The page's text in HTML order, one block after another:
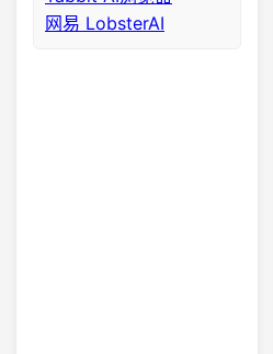
网易 LobsterAI